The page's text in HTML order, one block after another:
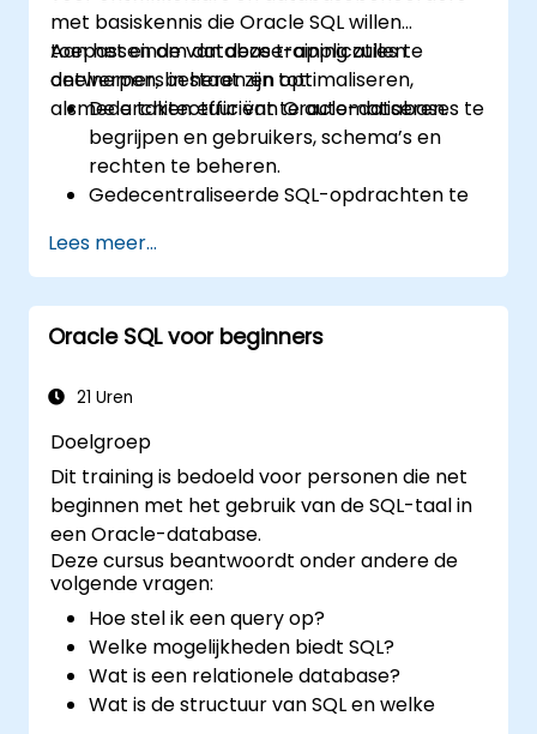
met basiskennis die Oracle SQL willen
toepassen om database-applicaties te
ontwerpen, beheren en optimaliseren,
alsmede taken efficiënt te automatiseren.
Aan het einde van deze training zullen
deelnemers in staat zijn tot:
De architectuur van Oracle-databases te
begrijpen en gebruikers, schema’s en
rechten te beheren.
Gedecentraliseerde SQL-opdrachten te
analyseren van gegevens.
Geavanceerde SQL-technieken te
hanteren, zoals joins, subqueries en
hiërarchische queries.
views en sequenties te ontwerpen en
Lees meer...
Oracle SQL voor beginners
21 Uren
Doelgroep
Dit training is bedoeld voor personen die net
beginnen met het gebruik van de SQL-taal in
een Oracle-database.
Deze cursus beantwoordt onder andere de
volgende vragen:
Hoe stel ik een query op?
Welke mogelijkheden biedt SQL?
Wat is een relationele database?
Wat is de structuur van SQL en welke